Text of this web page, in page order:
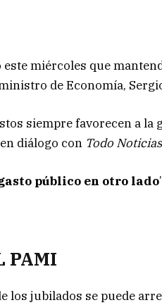
miércoles que
de Economía,
siempre favorecen a
diálogo con Todo Noticias
público en otro lado
PAMI
los jubilados se puede